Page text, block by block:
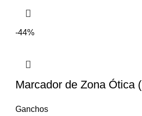
-44%
Marcador de Zona Ótica
Ganchos